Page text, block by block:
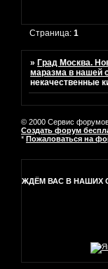
Страница:1
»Град Москва.
маразма в нашей
некачественные
© 2000 Сервис
Создать форум
* Пожаловаться на
ЖДЁМ ВАС В НАШИХ